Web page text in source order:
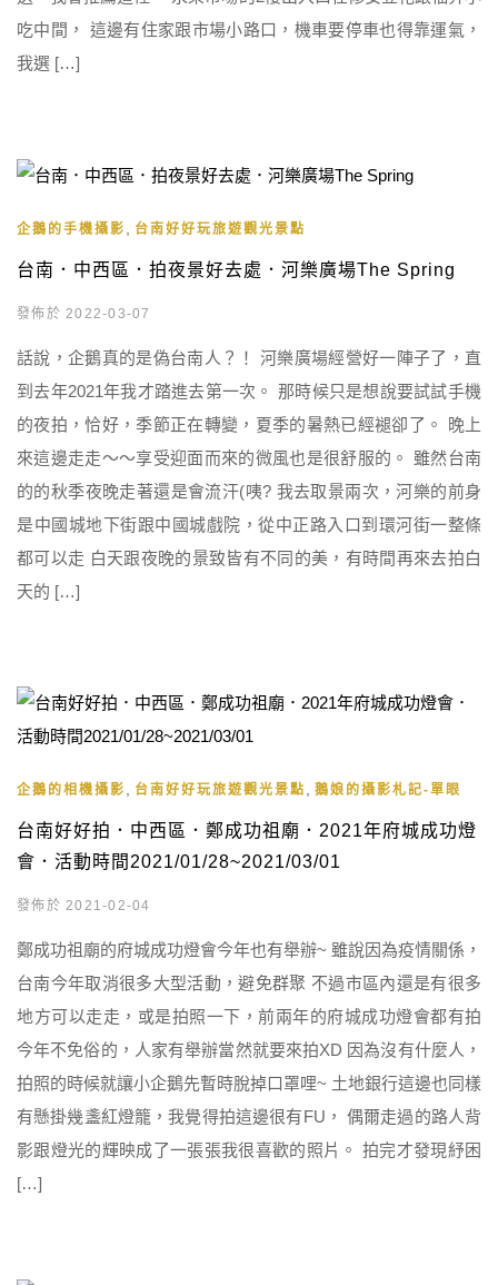
吃中間， 這邊有住家跟市場小路口，機車要停車也得靠運氣，
我選 […]
企鵝的手機攝影 台南好好玩旅遊觀光景點
台南．中西區．拍夜景好去處．河樂廣場The Spring
發佈於 2022-03-07
話說，企鵝真的是偽台南人？！ 河樂廣場經營好一陣子了，直
到去年2021年我才踏進去第一次。 那時候只是想說要試試手機
的夜拍，恰好，季節正在轉變，夏季的暑熱已經褪卻了。 晚上
來這邊走走～～享受迎面而來的微風也是很舒服的。 雖然台南
的的秋季夜晚走著還是會流汗(咦? 我去取景兩次，河樂的前身
是中國城地下街跟中國城戲院，從中正路入口到環河街一整條
都可以走 白天跟夜晚的景致皆有不同的美，有時間再來去拍白
天的 […]
企鵝的相機攝影 台南好好玩旅遊觀光景點 鵝娘的攝影札記-單眼
台南好好拍．中西區．鄭成功祖廟．2021年府城成功燈
會．活動時間2021/01/28~2021/03/01
發佈於 2021-02-04
鄭成功祖廟的府城成功燈會今年也有舉辦~ 雖說因為疫情關係，
台南今年取消很多大型活動，避免群聚 不過市區內還是有很多
地方可以走走，或是拍照一下，前兩年的府城成功燈會都有拍
今年不免俗的，人家有舉辦當然就要來拍XD 因為沒有什麼人，
拍照的時候就讓小企鵝先暫時脫掉口罩哩~ 土地銀行這邊也同樣
有懸掛幾盞紅燈籠，我覺得拍這邊很有FU， 偶爾走過的路人背
影跟燈光的輝映成了一張張我很喜歡的照片。 拍完才發現紓困
[…]